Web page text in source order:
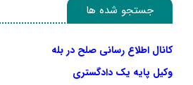
جستجو شده ها
کانال اطلاع رسانی صلح در بله
وکیل پایه یک دادگستری